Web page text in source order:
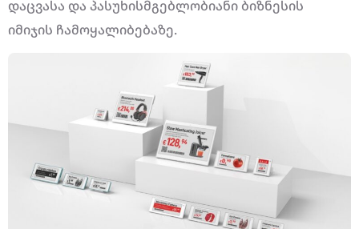
დაცვასა და პასუხისმგებლობიანი ბიზნესის
იმიჯის ჩამოყალიბებაზე.